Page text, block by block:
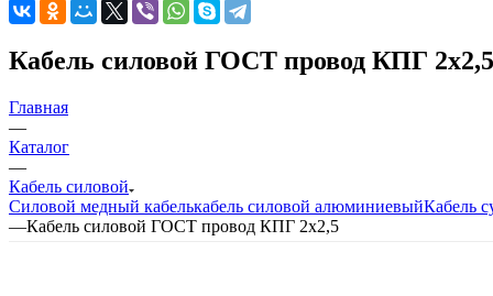
Кабель силовой ГОСТ провод КПГ 2х2,5
Главная
—
Каталог
—
Кабель силовой
Силовой медный кабелькабель силовой алюминиевыйКабель
—Кабель силовой ГОСТ провод КПГ 2х2,5